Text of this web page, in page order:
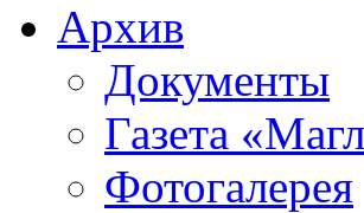
Архив
Документы
Газета
Фотогалерея